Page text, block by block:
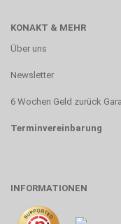
KONAKT & MEHR
Über uns
Newsletter
6 Wochen Geld zurück
Terminvereinbarung
INFORMATIONEN